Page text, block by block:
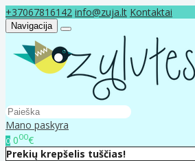
+37067816142 info@zuja.lt Kontaktai
Navigacija
Mano paskyra
0 000€
Prekių krepšelis tuščias!